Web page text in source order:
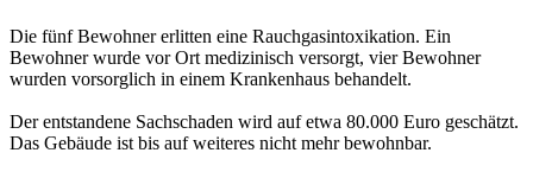
Die fünf Bewohner erlitten eine Rauchgasintoxikation. Ein
Bewohner wurde vor Ort medizinisch versorgt, vier Bewohner
wurden vorsorglich in einem Krankenhaus behandelt.
Der entstandene Sachschaden wird auf etwa 80.000 Euro geschätzt.
Das Gebäude ist bis auf weiteres nicht mehr bewohnbar.